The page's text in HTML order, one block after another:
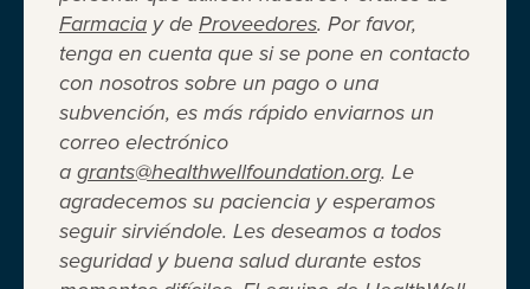
Farmacia y de Proveedores. Por favor,
tenga en cuenta que si se pone en contacto
con nosotros sobre un pago o una
subvención, es más rápido enviarnos un
correo electrónico
a grants@healthwellfoundation.org. Le
agradecemos su paciencia y esperamos
seguir sirviéndole. Les deseamos a todos
seguridad y buena salud durante estos
suficiente ®
Entidad 501(c)(3) independiente sin fines de lucro
que brinda asistencia financiera a adultos y niños
para cubrir el costo del coseguro de los
medicamentos recetados, copagos, deducibles,
primas de seguro médico y otros gastos médicos
directos de su bolsillo seleccionados.
Terms of Use Privacy Policy Accessibility